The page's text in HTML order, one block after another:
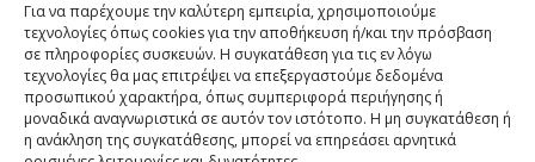
Για να παρέχουμε την καλύτερη εμπειρία, χρησιμοποιούμε
τεχνολογίες όπως cookies για την αποθήκευση ή/και την πρόσβαση
σε πληροφορίες συσκευών. Η συγκατάθεση για τις εν λόγω
τεχνολογίες θα μας επιτρέψει να επεξεργαστούμε δεδομένα
προσωπικού χαρακτήρα, όπως συμπεριφορά περιήγησης ή
μοναδικά αναγνωριστικά σε αυτόν τον ιστότοπο. Η μη συγκατάθεση ή
η ανάκληση της συγκατάθεσης, μπορεί να επηρεάσει αρνητικά